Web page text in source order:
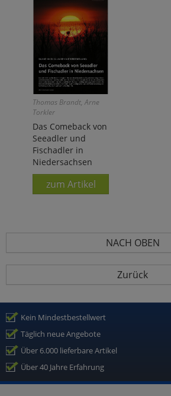
Thomas Brandt, Arne
Torkler
Das Comeback von
Seeadler und
Fischadler in
Niedersachsen
zum Artikel
NACH OBEN
Zurück
Kein Mindestbestellwert
Täglich neue Angebote
Über 6.000 lieferbare Artikel
Über 40 Jahre Erfahrung